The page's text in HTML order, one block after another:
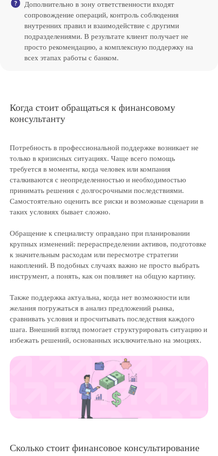
Дополнительно в зону ответственности входят
сопровождение операций, контроль соблюдения
внутренних правил и взаимодействие с другими
подразделениями. В результате клиент получает не
просто рекомендацию, а комплексную поддержку на
всех этапах работы с банком.
Когда стоит обращаться к финансовому
консультанту
Потребность в профессиональной поддержке возникает не
только в кризисных ситуациях. Чаще всего помощь
требуется в моменты, когда человек или компания
сталкиваются с неопределенностью и необходимостью
принимать решения с долгосрочными последствиями.
Самостоятельно оценить все риски и возможные сценарии в
таких условиях бывает сложно.
Обращение к специалисту оправдано при планировании
крупных изменений: перераспределении активов, подготовке
к значительным расходам или пересмотре стратегии
накоплений. В подобных случаях важно не просто выбрать
инструмент, а понять, как он повлияет на общую картину.
Также поддержка актуальна, когда нет возможности или
желания погружаться в анализ предложений рынка,
сравнивать условия и просчитывать последствия каждого
шага. Внешний взгляд помогает структурировать ситуацию и
избежать решений, основанных исключительно на эмоциях.
Сколько стоит финансовое консультирование